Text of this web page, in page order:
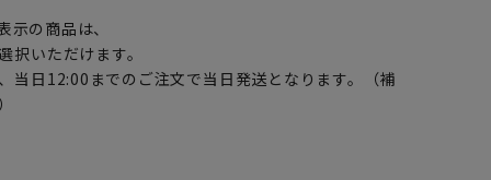
示の商品は、
択いただけます。
当日12:00までのご注文で当日発送となります。（補